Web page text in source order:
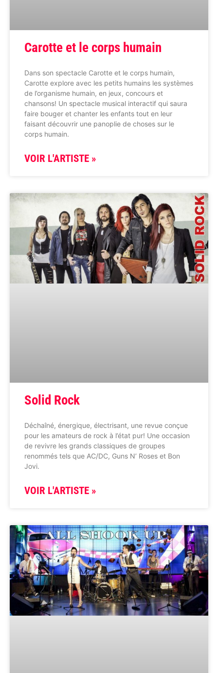
Carotte et le corps humain
Dans son spectacle Carotte et le corps humain,
Carotte explore avec les petits humains les systèmes
de l’organisme humain, en jeux, concours et
chansons! Un spectacle musical interactif qui saura
faire bouger et chanter les enfants tout en leur
faisant découvrir une panoplie de choses sur le
corps humain.
VOIR L'ARTISTE »
Solid Rock
Déchaîné, énergique, électrisant, une revue conçue
pour les amateurs de rock à l’état pur! Une occasion
de revivre les grands classiques de groupes
renommés tels que AC/DC, Guns N’ Roses et Bon
Jovi.
VOIR L'ARTISTE »